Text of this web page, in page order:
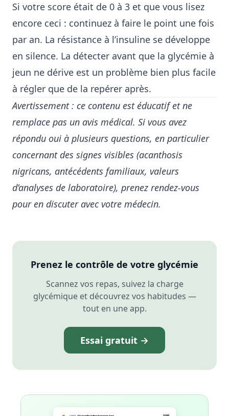
Si votre score était de 0 à 3 et que vous lisez
encore ceci : continuez à faire le point une fois
par an. La résistance à l’insuline se développe
en silence. La détecter avant que la glycémie à
jeun ne dérive est un problème bien plus facile
à régler que de la repérer après.
Avertissement : ce contenu est éducatif et ne
remplace pas un avis médical. Si vous avez
répondu oui à plusieurs questions, en particulier
concernant des signes visibles (acanthosis
nigricans, antécédents familiaux, valeurs
d’analyses de laboratoire), prenez rendez-vous
pour en discuter avec votre médecin.
Prenez le contrôle de votre glycémie
Scannez vos repas, suivez la charge
glycémique et découvrez vos habitudes —
tout en une app.
Essai gratuit →